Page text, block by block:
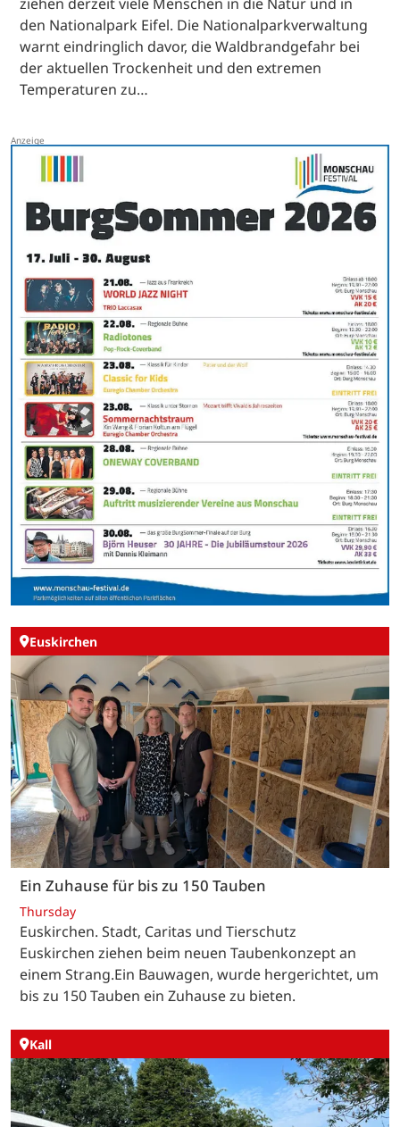
den Nationalpark Eifel. Die Nationalparkverwaltung
warnt eindringlich davor, die Waldbrandgefahr bei
der aktuellen Trockenheit und den extremen
Temperaturen zu…
Euskirchen
Ein Zuhause für bis zu 150 Tauben
Thursday
Euskirchen. Stadt, Caritas und Tierschutz
Euskirchen ziehen beim neuen Taubenkonzept an
einem Strang.Ein Bauwagen, wurde hergerichtet, um
bis zu 150 Tauben ein Zuhause zu bieten.
Kall